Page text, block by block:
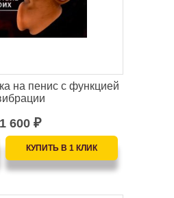
на пенис с функцией
1 600 ₽